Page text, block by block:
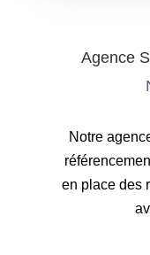
Agence
Notre
en place des